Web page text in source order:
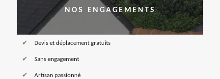
NOS ENGAGEMENTS
Devis et déplacement gratuits
Sans engagement
Artisan passionné